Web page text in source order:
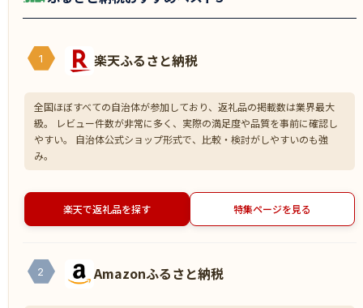
1 楽天ふるさと納税
全国ほぼすべての自治体が参加しており、返礼品の掲載数は業界最大
級。 レビュー件数が非常に多く、実際の満足度や品質を事前に確認し
やすい。 自治体公式ショップ形式で、比較・検討がしやすいのも強
み。
楽天で返礼品を探す 特集ページを見る
2 Amazonふるさと納税